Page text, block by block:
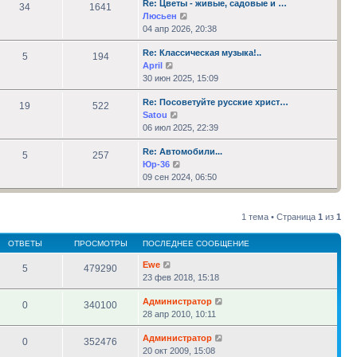
сообщению
34 1641
Re: Цветы - живые, садовые и …
Люсьен
к
последнему
сообщению
04 апр 2026, 20:38
5 194
Re: Классическая музыка!..
April
к
последнему
сообщению
30 июн 2025, 15:09
19 522
Re: Посоветуйте русские христ…
Satou
к
последнему
сообщению
06 июл 2025, 22:39
5 257
Re: Автомобили...
Юр-36
к
последнему
09 сен 2024, 06:50
1 тема • Страница 1 из 1
ОТВЕТЫ ПРОСМОТРЫ ПОСЛЕДНЕЕ СООБЩЕНИЕ
5 479290
Ewe
23 фев 2018, 15:18
0 340100
Администратор
28 апр 2010, 10:11
0 352476
Администратор
20 окт 2009, 15:08